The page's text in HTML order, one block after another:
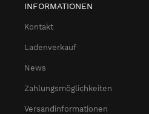
INFORMATIONEN
Kontakt
Ladenverkauf
News
Zahlungsmöglichkeiten
Versandinformationen